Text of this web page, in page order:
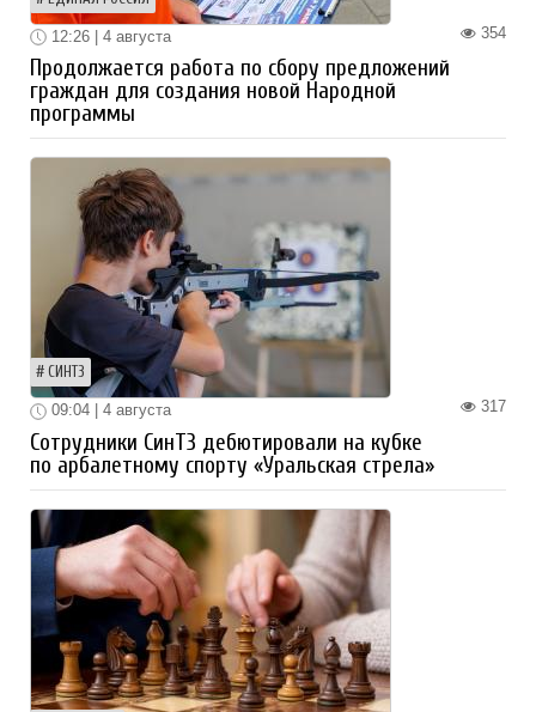
354
12:26 | 4 августа
Продолжается работа по сбору предложений
граждан для создания новой Народной
программы
СИНТЗ
317
09:04 | 4 августа
Сотрудники СинТЗ дебютировали на кубке
по арбалетному спорту «Уральская стрела»